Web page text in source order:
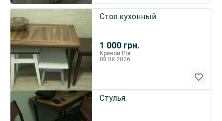
1 000 грн.
Стол кухонный.
Кривой Рог
08.08.2026
Стулья.